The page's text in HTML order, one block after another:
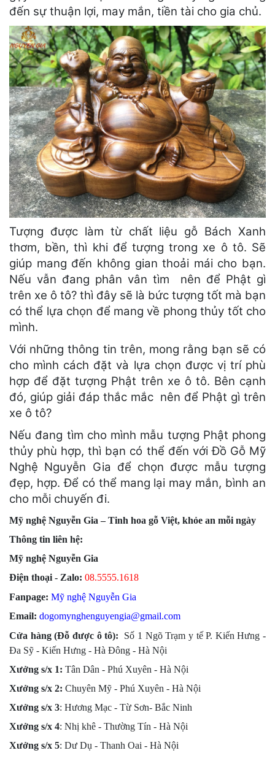
đến sự thuận lợi, may mắn, tiền tài cho gia chủ.
Tượng được làm từ chất liệu gỗ Bách Xanh
thơm, bền, thì khi để tượng trong xe ô tô. Sẽ
giúp mang đến không gian thoải mái cho bạn.
Nếu vẫn đang phân vân tìm nên để Phật gì
trên xe ô tô? thì đây sẽ là bức tượng tốt mà bạn
có thể lựa chọn để mang về phong thủy tốt cho
mình.
Với những thông tin trên, mong rằng bạn sẽ có
cho mình cách đặt và lựa chọn được vị trí phù
hợp để đặt tượng Phật trên xe ô tô. Bên cạnh
đó, giúp giải đáp thắc mắc nên để Phật gì trên
xe ô tô?
Nếu đang tìm cho mình mẫu tượng Phật phong
thủy phù hợp, thì bạn có thể đến với Đồ Gỗ Mỹ
Nghệ Nguyễn Gia để chọn được mẫu tượng
đẹp, hợp. Để có thể mang lại may mắn, bình an
cho mỗi chuyến đi.
Mỹ nghệ Nguyễn Gia – Tinh hoa gỗ Việt, khỏe an mỗi ngày
Thông tin liên hệ:
Mỹ nghệ Nguyễn Gia
Điện thoại - Zalo: 08.5555.1618
Fanpage: Mỹ nghệ Nguyễn Gia
Email: dogomynghenguyengia@gmail.com
Cửa hàng (Đỗ được ô tô):
Số 1 Ngõ Trạm y tế P. Kiến Hưng -
Đa Sỹ - Kiến Hưng - Hà Đông - Hà Nội
Xưởng s/x 1: Tân Dân - Phú Xuyên - Hà Nội
Xưởng s/x 2: Chuyên Mỹ - Phú Xuyên - Hà Nội
Xưởng s/x 3: Hương Mạc - Từ Sơn- Bắc Ninh
Xưởng s/x 4: Nhị khê - Thường Tín - Hà Nội
Xưởng s/x 5: Dư Dụ - Thanh Oai - Hà Nội